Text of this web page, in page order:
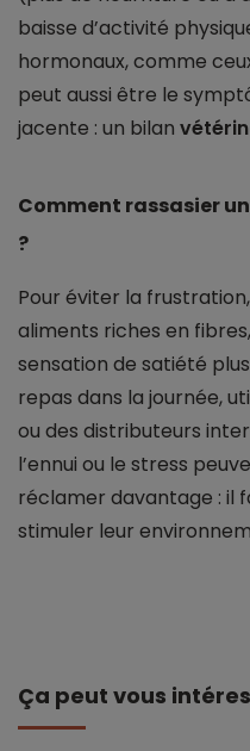
baisse d’activité
hormonaux, comme
peut aussi être le
jacente : un bilan
Comment rassasier
?
Pour éviter la
aliments riches en
sensation de satiété
repas dans la journée,
ou des distributeurs
l’ennui ou le stress
réclamer davantage : il
stimuler leur
Ça peut vous